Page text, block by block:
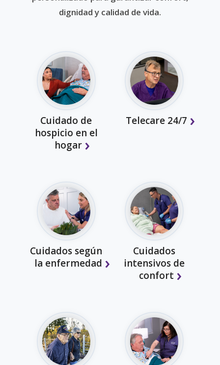
dignidad y calidad de vida.
Cuidado de
hospicio en el
hogar
Telecare 24/7
Cuidados según
la enfermedad
Cuidados
intensivos de
confort